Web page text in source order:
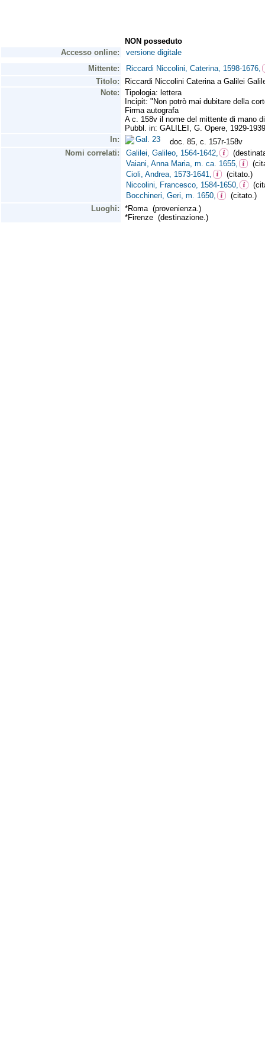
NON posseduto
Accesso online:
versione digitale
Mittente:
Riccardi Niccolini, Caterina, 1598-1676,
Titolo:
Riccardi Niccolini Caterina a Galilei
Note:
Tipologia: lettera
Incipit: "Non potrò mai dubitare della
Firma autografa
A c. 158v il nome del mittente di mano
Pubbl. in: GALILEI, G. Opere, 1929-
In:
Gal. 23
doc. 85, c. 157r-158v
Nomi correlati:
Galilei, Galileo, 1564-1642,
Vaiani, Anna Maria, m. ca. 1655,
Cioli, Andrea, 1573-1641,
(citato.)
Niccolini, Francesco, 1584-1650,
Bocchineri, Geri, m. 1650,
(citato.)
Luoghi:
*Roma (provenienza.)
*Firenze (destinazione.)